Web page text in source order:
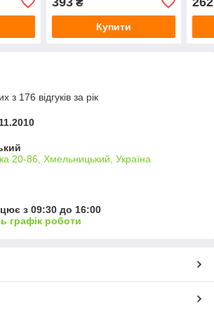
Купити
з 176 відгуків за рік
20-86, Хмельницький, Україна
з 09:30 до 16:00
графік роботи